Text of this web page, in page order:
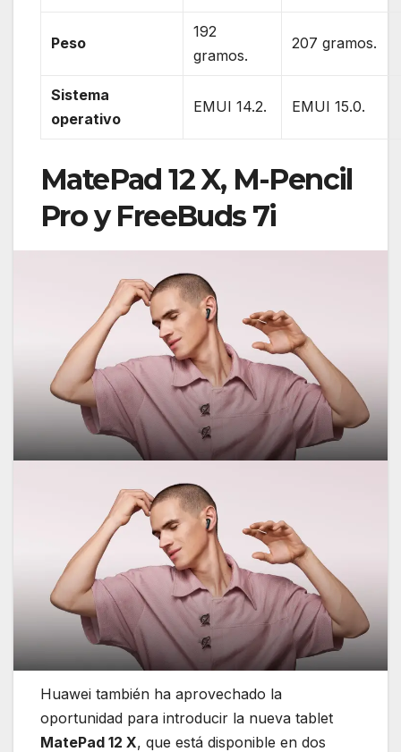
Peso
192
gramos.
207 gramos.
Sistema
operativo
EMUI 14.2. EMUI 15.0.
MatePad 12 X, M-Pencil
Pro y FreeBuds 7i
Huawei también ha aprovechado la
oportunidad para introducir la nueva tablet
MatePad 12 X, que está disponible en dos